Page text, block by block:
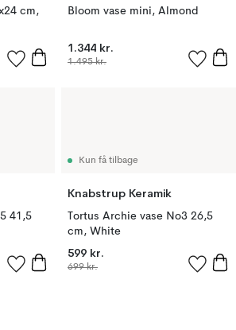
cm,
Bloom vase mini, Almond
1.344 kr.
1.495 kr.
41,5
Kun få tilbage
Knabstrup Keramik
Tortus Archie vase No3 26,5
cm, White
599 kr.
699 kr.